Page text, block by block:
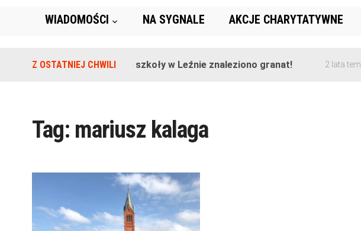
WIADOMOŚCI NA SYGNALE AKCJE CHARYTATYWNE
Z OSTATNIEJ CHWILINa terenie szkoły w Leźnie znaleziono granat! 2 lata temu
Tag: mariusz kalaga